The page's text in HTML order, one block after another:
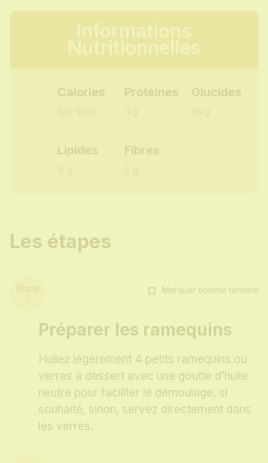
Informations
Nutritionnelles
Calories Protéines Glucides
Lipides Fibres
Les étapes
Marquer comme terminé
Préparer les ramequins
Huilez légèrement 4 petits ramequins ou
verres à dessert avec une goutte d’huile
neutre pour faciliter le démoulage, si
souhaité, sinon, servez directement dans
les verres.